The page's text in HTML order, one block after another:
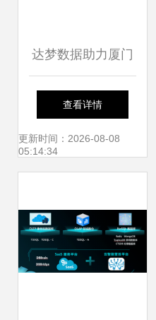
达梦数据助力厦门
大学附属成功医院
核心业务系统信创
数据库服务新模式
查看详情
更新时间：2026-08-08
05:14:34